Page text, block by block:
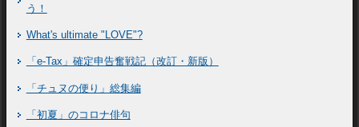
う！
What's ultimate "LOVE"?
「e-Tax」確定申告奮戦記（改訂・新版）
「チュヌの便り」総集編
「初夏」のコロナ俳句